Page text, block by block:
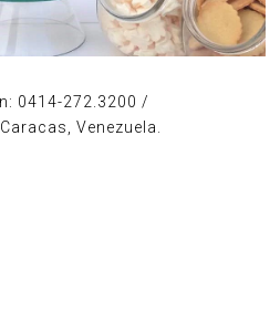
0414-272.3200 /
Venezuela.